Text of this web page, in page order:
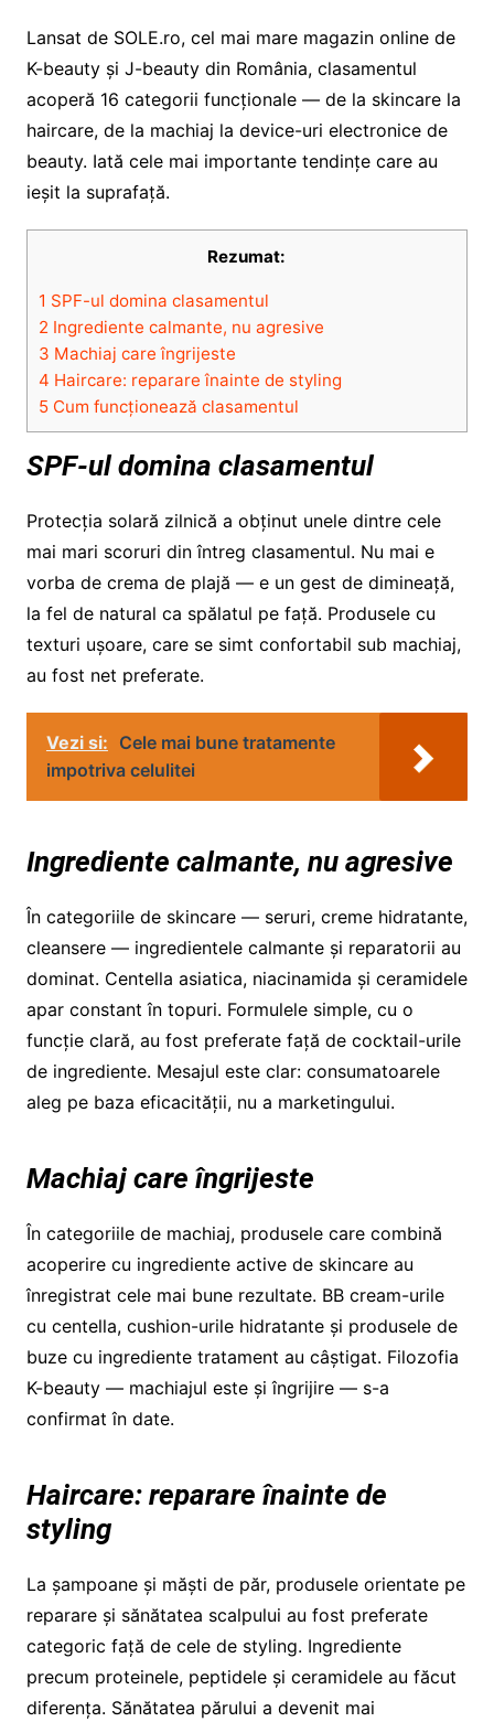
Lansat de SOLE.ro, cel mai mare magazin online de
K-beauty și J-beauty din România, clasamentul
acoperă 16 categorii funcționale — de la skincare la
haircare, de la machiaj la device-uri electronice de
beauty. Iată cele mai importante tendințe care au
ieșit la suprafață.
Rezumat:
1 SPF-ul domina clasamentul
2 Ingrediente calmante, nu agresive
3 Machiaj care îngrijeste
4 Haircare: reparare înainte de styling
5Cum funcționează clasamentul
SPF-ul domina clasamentul
Protecția solară zilnică a obținut unele dintre cele
mai mari scoruri din întreg clasamentul. Nu mai e
vorba de crema de plajă — e un gest de dimineață,
la fel de natural ca spălatul pe față. Produsele cu
texturi ușoare, care se simt confortabil sub machiaj,
au fost net preferate.
Vezi si: Cele mai bune tratamente
impotriva celulitei
Ingrediente calmante, nu agresive
În categoriile de skincare — seruri, creme hidratante,
cleansere — ingredientele calmante și reparatorii au
dominat. Centella asiatica, niacinamida și ceramidele
apar constant în topuri. Formulele simple, cu o
funcție clară, au fost preferate față de cocktail-urile
de ingrediente. Mesajul este clar: consumatoarele
aleg pe baza eficacității, nu a marketingului.
Machiaj care îngrijeste
În categoriile de machiaj, produsele care combină
acoperire cu ingrediente active de skincare au
înregistrat cele mai bune rezultate. BB cream-urile
cu centella, cushion-urile hidratante și produsele de
buze cu ingrediente tratament au câștigat. Filozofia
K-beauty — machiajul este și îngrijire — s-a
confirmat în date.
Haircare: reparare înainte de
styling
La șampoane și măști de păr, produsele orientate pe
reparare și sănătatea scalpului au fost preferate
categoric față de cele de styling. Ingrediente
precum proteinele, peptidele și ceramidele au făcut
diferența. Sănătatea părului a devenit mai